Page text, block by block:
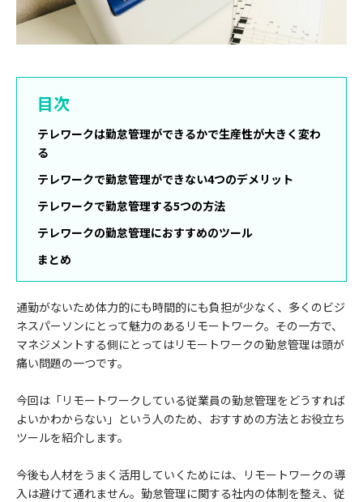
目次
テレワークは勤怠管理ができるかで生産性が大きく変わ
る
テレワークで勤怠管理ができない4つのデメリット
テレワークで勤怠管理する5つの方法
テレワークの勤怠管理におすすめのツール
まとめ
通勤がないため体力的にも時間的にも負担が少なく、多くのビジ
ネスパーソンにとって魅力のあるリモートワーク。その一方で、
マネジメントする側にとってはリモートワークの勤怠管理は頭が
痛い問題の一つです。
今回は「リモートワークしている従業員の勤怠管理をどうすれば
よいかわからない」という人のため、おすすめの方法とお役立ち
ツールを紹介します。
今後も人材をうまく活用していくためには、リモートワークの導
入は避けて通れません。勤怠管理に関する社内の体制を整え、従